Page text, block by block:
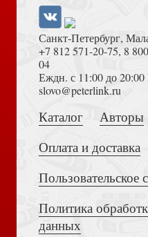
Роллестон Т. Мифы и
Толкование на
Достоевский Ф.М.
Санкт-Петербург,
+7 812 571-20-75, 8
04
Еждн. с 11:00 до
slovo@peterlink.ru
Каталог
Авторы
Оплата и доставка
Пользовательское
Политика
данных